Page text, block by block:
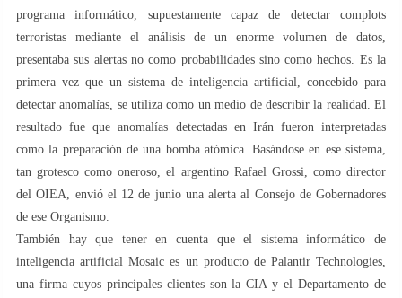
programa informático, supuestamente capaz de detectar complots
terroristas mediante el análisis de un enorme volumen de datos,
presentaba sus alertas no como probabilidades sino como hechos. Es la
primera vez que un sistema de inteligencia artificial, concebido para
detectar anomalías, se utiliza como un medio de describir la realidad. El
resultado fue que anomalías detectadas en Irán fueron interpretadas
como la preparación de una bomba atómica. Basándose en ese sistema,
tan grotesco como oneroso, el argentino Rafael Grossi, como director
del OIEA, envió el 12 de junio una alerta al Consejo de Gobernadores
de ese Organismo.
También hay que tener en cuenta que el sistema informático de
inteligencia artificial Mosaic es un producto de Palantir Technologies,
una firma cuyos principales clientes son la CIA y el Departamento de